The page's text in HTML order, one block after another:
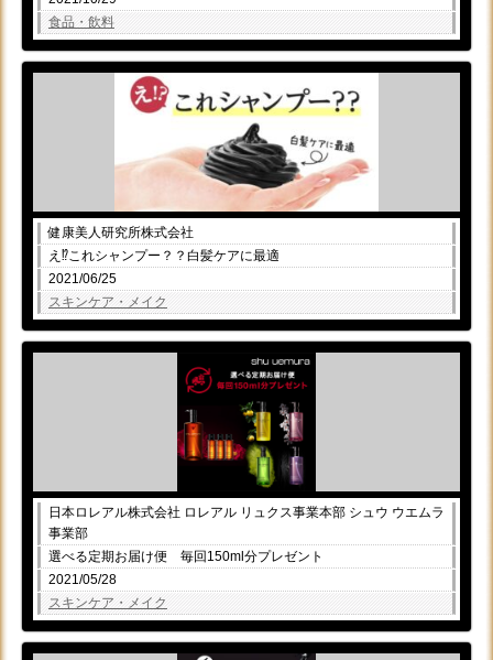
食品・飲料
健康美人研究所株式会社
え⁉これシャンプー？？白髪ケアに最適
2021/06/25
スキンケア・メイク
日本ロレアル株式会社 ロレアル リュクス事業本部 シュウ ウエムラ
事業部
選べる定期お届け便 毎回150ml分プレゼント
2021/05/28
スキンケア・メイク